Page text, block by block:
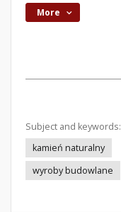
More
Subject and keywords:
kamień naturalny
wyroby budowlane